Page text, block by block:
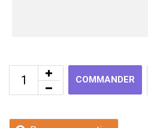
COMMANDER